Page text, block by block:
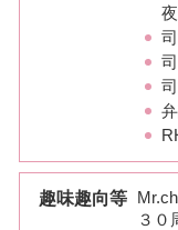
趣味趣向等
３０